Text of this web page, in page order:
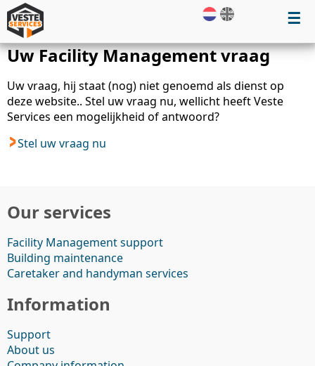
☰
Uw Facility Management vraag
Uw vraag, hij staat (nog) niet genoemd als dienst op
deze website.. Stel uw vraag nu, wellicht heeft Veste
Services een mogelijkheid of antwoord?
Stel uw vraag nu
Our services
Facility Management support
Building maintenance
Caretaker and handyman services
Information
Support
About us